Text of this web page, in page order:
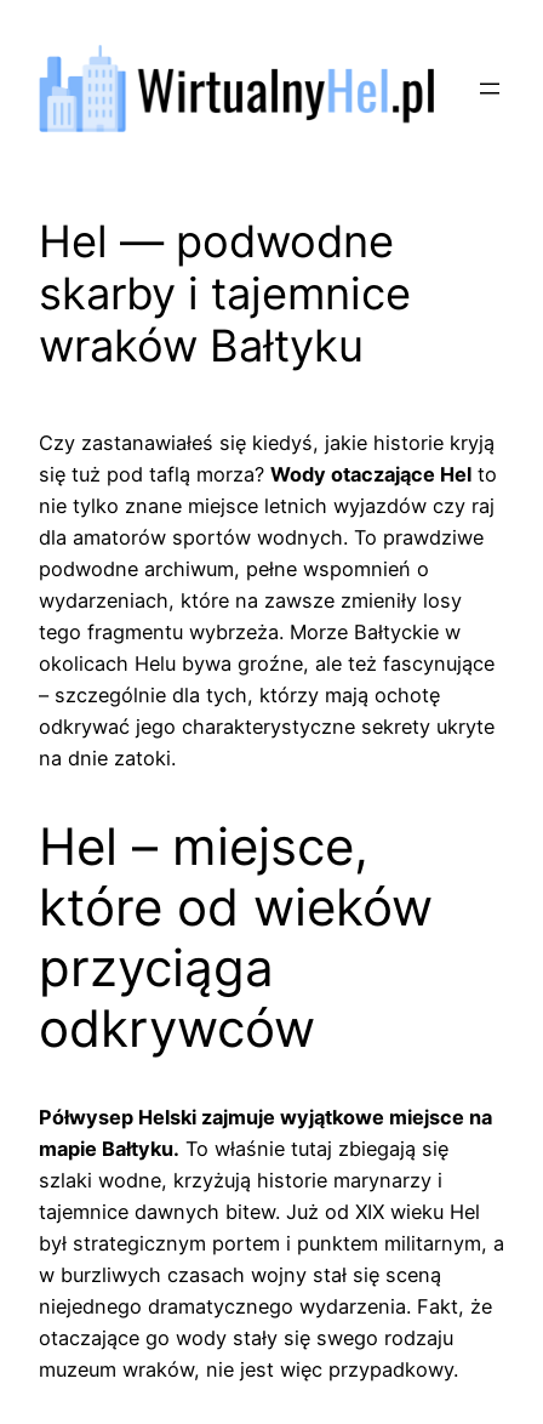
treści
Hel — podwodne
skarby i tajemnice
wraków Bałtyku
Czy zastanawiałeś się kiedyś, jakie historie kryją
się tuż pod taflą morza? Wody otaczające Hel to
nie tylko znane miejsce letnich wyjazdów czy raj
dla amatorów sportów wodnych. To prawdziwe
podwodne archiwum, pełne wspomnień o
wydarzeniach, które na zawsze zmieniły losy
tego fragmentu wybrzeża. Morze Bałtyckie w
okolicach Helu bywa groźne, ale też fascynujące
– szczególnie dla tych, którzy mają ochotę
odkrywać jego charakterystyczne sekrety ukryte
na dnie zatoki.
Hel – miejsce,
które od wieków
przyciąga
odkrywców
Półwysep Helski zajmuje wyjątkowe miejsce na
mapie Bałtyku. To właśnie tutaj zbiegają się
szlaki wodne, krzyżują historie marynarzy i
tajemnice dawnych bitew. Już od XIX wieku Hel
był strategicznym portem i punktem militarnym, a
w burzliwych czasach wojny stał się sceną
niejednego dramatycznego wydarzenia. Fakt, że
otaczające go wody stały się swego rodzaju
muzeum wraków, nie jest więc przypadkowy.